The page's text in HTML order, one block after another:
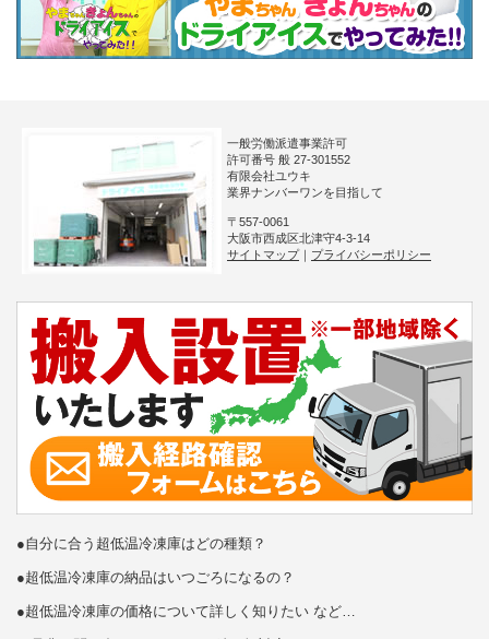
一般労働派遣事業許可
許可番号 般 27-301552
有限会社ユウキ
業界ナンバーワンを目指して
〒557-0061
大阪市西成区北津守4-3-14
サイトマップ
プライバシーポリシー
●自分に合う超低温冷凍庫はどの種類？
●超低温冷凍庫の納品はいつごろになるの？
●超低温冷凍庫の価格について詳しく知りたい など…